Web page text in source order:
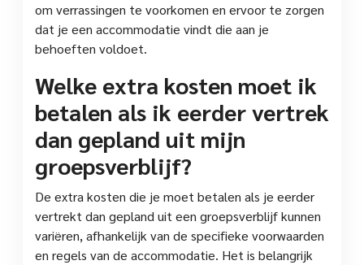
om verrassingen te voorkomen en ervoor te zorgen
dat je een accommodatie vindt die aan je
behoeften voldoet.
Welke extra kosten moet ik
betalen als ik eerder vertrek
dan gepland uit mijn
groepsverblijf?
De extra kosten die je moet betalen als je eerder
vertrekt dan gepland uit een groepsverblijf kunnen
variëren, afhankelijk van de specifieke voorwaarden
en regels van de accommodatie. Het is belangrijk